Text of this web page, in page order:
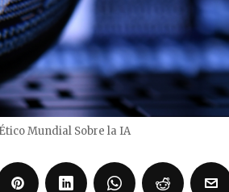
Mundial Sobre la IA